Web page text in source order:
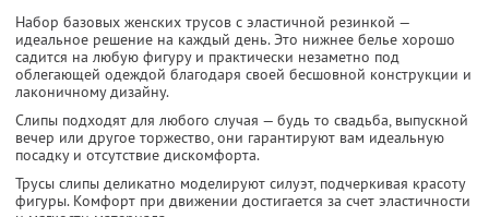
Набор базовых женских трусов с эластичной резинкой —
идеальное решение на каждый день. Это нижнее белье хорошо
садится на любую фигуру и практически незаметно под
облегающей одеждой благодаря своей бесшовной конструкции и
лаконичному дизайну.
Слипы подходят для любого случая — будь то свадьба, выпускной
вечер или другое торжество, они гарантируют вам идеальную
посадку и отсутствие дискомфорта.
Трусы слипы деликатно моделируют силуэт, подчеркивая красоту
фигуры. Комфорт при движении достигается за счет эластичности